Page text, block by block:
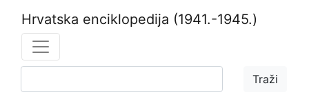
Hrvatska enciklopedija (1941.-1945.)